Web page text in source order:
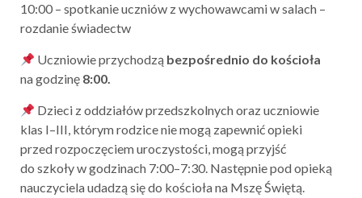
10:00 – spotkanie uczniów z wychowawcami w salach –
rozdanie świadectw
Uczniowie przychodzą bezpośrednio do kościoła
na godzinę 8:00.
Dzieci z oddziałów przedszkolnych oraz uczniowie
klas I–III, którym rodzice nie mogą zapewnić opieki
przed rozpoczęciem uroczystości, mogą przyjść
do szkoły w godzinach 7:00–7:30. Następnie pod opieką
nauczyciela udadzą się do kościoła na Mszę Świętą.